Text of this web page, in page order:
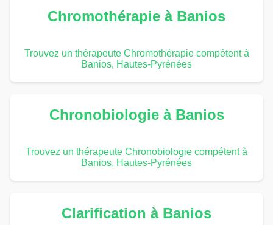
Chromothérapie à Banios
Trouvez un thérapeute Chromothérapie compétent à
Banios, Hautes-Pyrénées
Chronobiologie à Banios
Trouvez un thérapeute Chronobiologie compétent à
Banios, Hautes-Pyrénées
Clarification à Banios